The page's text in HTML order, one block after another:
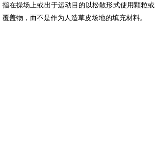
指在操场上或出于运动目的以松散形式使用颗粒或
覆盖物，而不是作为人造草皮场地的填充材料。